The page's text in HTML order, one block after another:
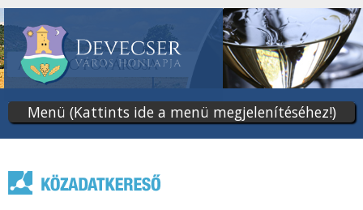
tartalomra
Menü (Kattints ide a menü megjelenítéséhez!)